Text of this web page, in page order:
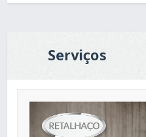
Serviços